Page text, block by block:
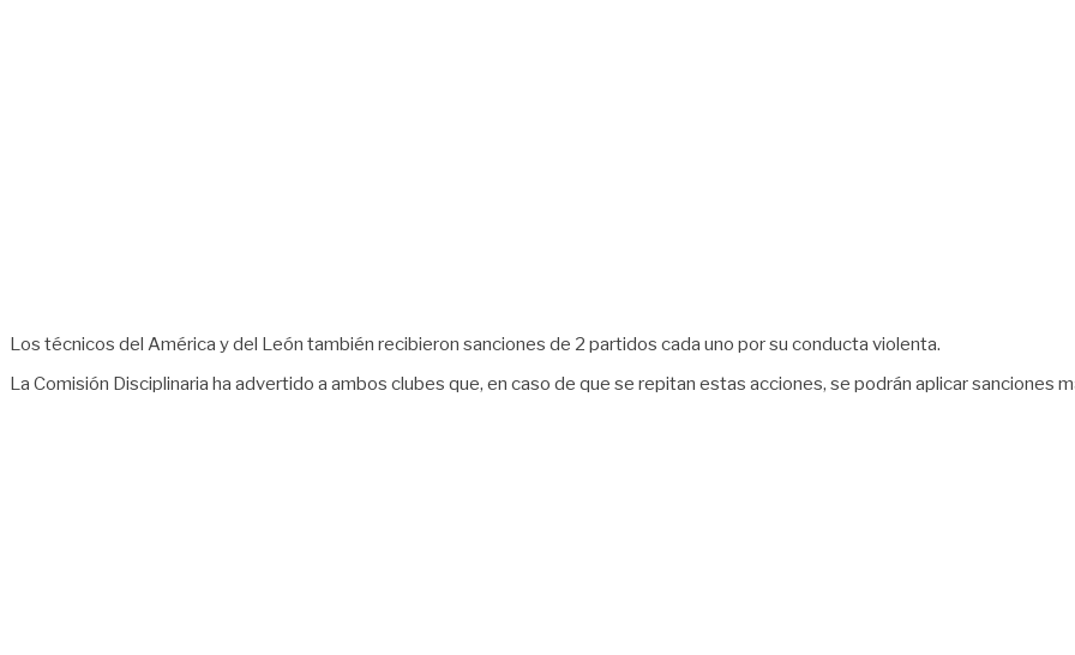
Los técnicos del América y del León también recibieron sanciones de 2 partidos cada uno por su conducta violenta.
La Comisión Disciplinaria ha advertido a ambos clubes que, en caso de que se repitan estas acciones, se podrán aplicar sanciones